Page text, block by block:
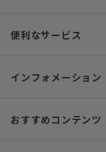
便利なサービス
インフォメーション
おすすめコンテンツ